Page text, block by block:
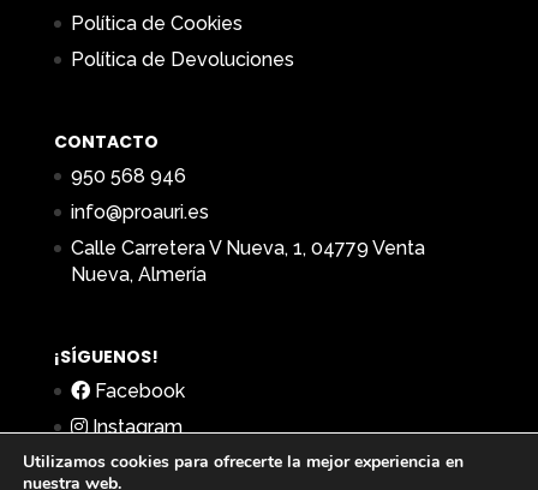
Política de Cookies
Política de Devoluciones
CONTACTO
950 568 946
info@proauri.es
Calle Carretera V Nueva, 1, 04779 Venta
Nueva, Almería
¡SÍGUENOS!
Facebook
Instagram
Utilizamos cookies para ofrecerte la mejor experiencia en
nuestra web.